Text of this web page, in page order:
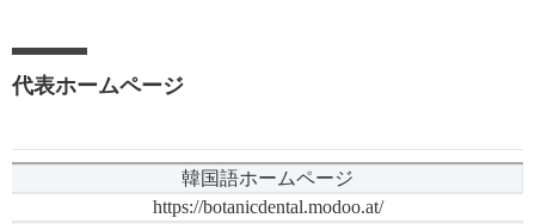
代表ホームページ
韓国語ホームページ
https://botanicdental.modoo.at/